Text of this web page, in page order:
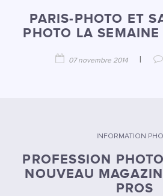
PARIS-PHOTO ET
PHOTO LA
07 novembre 2014
INFORMATION
PROFESSION
NOUVEAU
PROS